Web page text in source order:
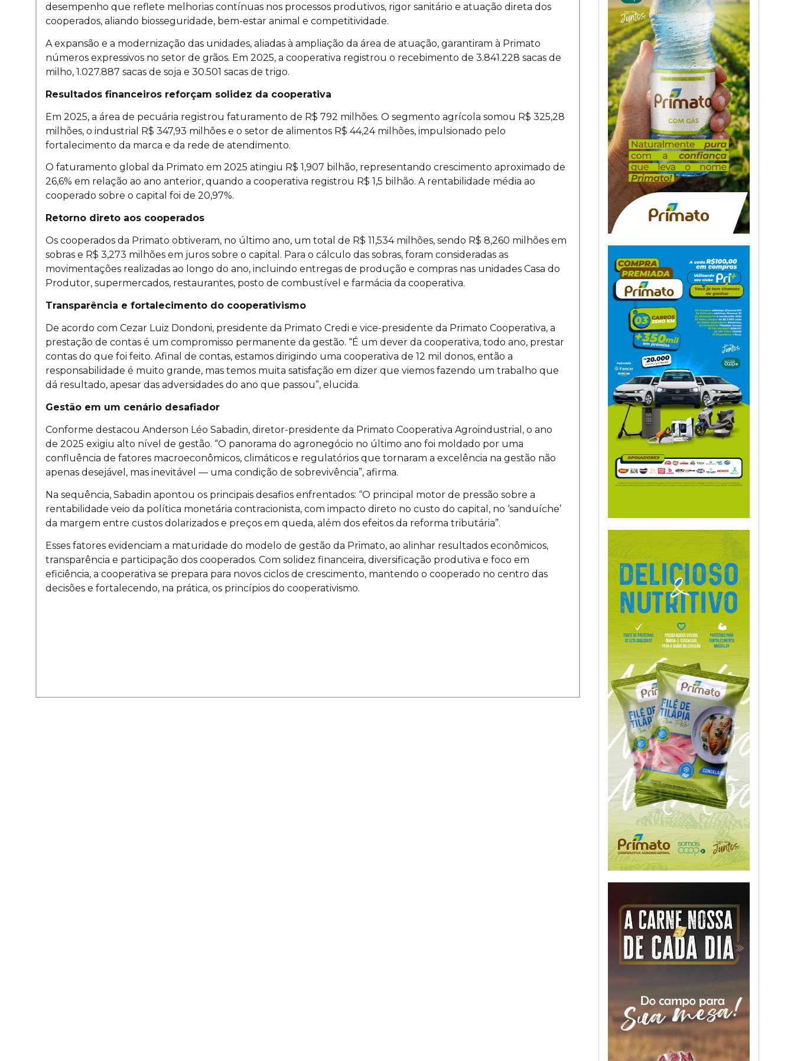
desempenho que reflete melhorias contínuas nos processos produtivos, rigor sanitário e atuação direta dos
cooperados, aliando biosseguridade, bem-estar animal e competitividade.
A expansão e a modernização das unidades, aliadas à ampliação da área de atuação, garantiram à Primato
números expressivos no setor de grãos. Em 2025, a cooperativa registrou o recebimento de 3.841.228 sacas de
milho, 1.027.887 sacas de soja e 30.501 sacas de trigo.
Resultados financeiros reforçam solidez da cooperativa
Em 2025, a área de pecuária registrou faturamento de R$ 792 milhões. O segmento agrícola somou R$ 325,28
milhões, o industrial R$ 347,93 milhões e o setor de alimentos R$ 44,24 milhões, impulsionado pelo
fortalecimento da marca e da rede de atendimento.
O faturamento global da Primato em 2025 atingiu R$ 1,907 bilhão, representando crescimento aproximado de
26,6% em relação ao ano anterior, quando a cooperativa registrou R$ 1,5 bilhão. A rentabilidade média ao
cooperado sobre o capital foi de 20,97%.
Retorno direto aos cooperados
Os cooperados da Primato obtiveram, no último ano, um total de R$ 11,534 milhões, sendo R$ 8,260 milhões em
sobras e R$ 3,273 milhões em juros sobre o capital. Para o cálculo das sobras, foram consideradas as
movimentações realizadas ao longo do ano, incluindo entregas de produção e compras nas unidades Casa do
Produtor, supermercados, restaurantes, posto de combustível e farmácia da cooperativa.
Transparência e fortalecimento do cooperativismo
De acordo com Cezar Luiz Dondoni, presidente da Primato Credi e vice-presidente da Primato Cooperativa, a
prestação de contas é um compromisso permanente da gestão. “É um dever da cooperativa, todo ano, prestar
contas do que foi feito. Afinal de contas, estamos dirigindo uma cooperativa de 12 mil donos, então a
responsabilidade é muito grande, mas temos muita satisfação em dizer que viemos fazendo um trabalho que
dá resultado, apesar das adversidades do ano que passou”, elucida.
Gestão em um cenário desafiador
Conforme destacou Anderson Léo Sabadin, diretor-presidente da Primato Cooperativa Agroindustrial, o ano
de 2025 exigiu alto nível de gestão. “O panorama do agronegócio no último ano foi moldado por uma
confluência de fatores macroeconômicos, climáticos e regulatórios que tornaram a excelência na gestão não
apenas desejável, mas inevitável — uma condição de sobrevivência”, afirma.
Na sequência, Sabadin apontou os principais desafios enfrentados: “O principal motor de pressão sobre a
rentabilidade veio da política monetária contracionista, com impacto direto no custo do capital, no ‘sanduíche’
da margem entre custos dolarizados e preços em queda, além dos efeitos da reforma tributária”.
Esses fatores evidenciam a maturidade do modelo de gestão da Primato, ao alinhar resultados econômicos,
transparência e participação dos cooperados. Com solidez financeira, diversificação produtiva e foco em
eficiência, a cooperativa se prepara para novos ciclos de crescimento, mantendo o cooperado no centro das
decisões e fortalecendo, na prática, os princípios do cooperativismo.